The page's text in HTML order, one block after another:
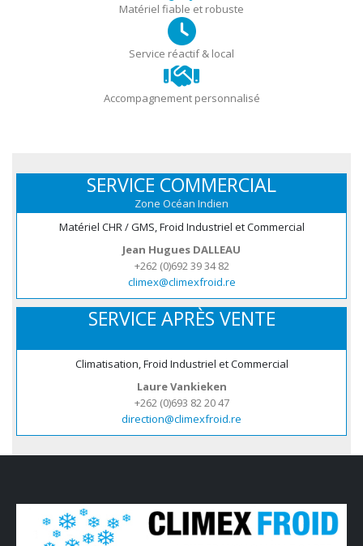
Matériel fiable et robuste
Service réactif & local
Accompagnement personnalisé
SERVICE COMMERCIAL
Zone Océan Indien
Matériel CHR / GMS, Froid Industriel et Commercial
Jean Hugues DALLEAU
+262 (0)692 39 34 82
climex@climexfroid.re
SERVICE APRÈS VENTE
Climatisation, Froid Industriel et Commercial
Laure Vankieken
+262 (0)693 82 20 47
direction@climexfroid.re